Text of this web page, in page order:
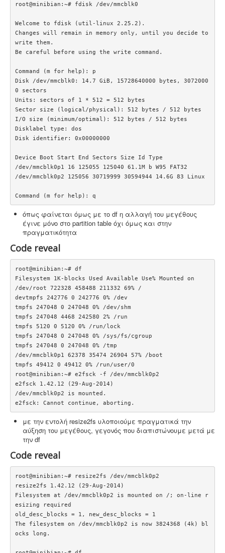
root@minibian:~# fdisk /dev/mmcblk0
Welcome to fdisk (util-linux 2.25.2).
Changes will remain in memory only, until you decide to
write them.
Be careful before using the write command.
Command (m for help): p
Disk /dev/mmcblk0: 14.7 GiB, 15728640000 bytes, 3072000
0 sectors
Units: sectors of 1 * 512 = 512 bytes
Sector size (logical/physical): 512 bytes / 512 bytes
I/O size (minimum/optimal): 512 bytes / 512 bytes
Disklabel type: dos
Disk identifier: 0x00000000
Device Boot Start End Sectors Size Id Type
/dev/mmcblk0p1 16 125055 125040 61.1M b W95 FAT32
/dev/mmcblk0p2 125056 30719999 30594944 14.6G 83 Linux
Command (m for help): q
όπως φαίνεται όμως με το df η αλλαγή του μεγέθους
έγινε μόνο στο partition table όχι όμως και στην
πραγματικότητα
Code reveal
root@minibian:~# df
Filesystem 1K-blocks Used Available Use% Mounted on
/dev/root 722328 458488 211332 69% /
devtmpfs 242776 0 242776 0% /dev
tmpfs 247048 0 247048 0% /dev/shm
tmpfs 247048 4468 242580 2% /run
tmpfs 5120 0 5120 0% /run/lock
tmpfs 247048 0 247048 0% /sys/fs/cgroup
tmpfs 247048 0 247048 0% /tmp
/dev/mmcblk0p1 62378 35474 26904 57% /boot
tmpfs 49412 0 49412 0% /run/user/0
root@minibian:~# e2fsck -f /dev/mmcblk0p2
e2fsck 1.42.12 (29-Aug-2014)
/dev/mmcblk0p2 is mounted.
e2fsck: Cannot continue, aborting.
με την εντολή resize2fs υλοποιούμε πραγματικά την
αύξηση του μεγέθους, γεγονός που διαπιστώνουμε μετά με
την df
Code reveal
root@minibian:~# resize2fs /dev/mmcblk0p2
resize2fs 1.42.12 (29-Aug-2014)
Filesystem at /dev/mmcblk0p2 is mounted on /; on-line r
esizing required
old_desc_blocks = 1, new_desc_blocks = 1
The filesystem on /dev/mmcblk0p2 is now 3824368 (4k) bl
ocks long.